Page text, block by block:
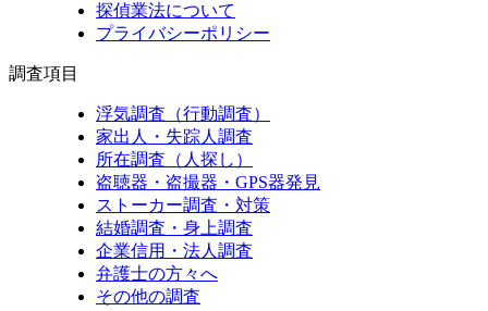
探偵業法について
プライバシーポリシー
調査項目
浮気調査（行動調査）
家出人・失踪人調査
所在調査（人探し）
盗聴器・盗撮器・GPS器発見
ストーカー調査・対策
結婚調査・身上調査
企業信用・法人調査
弁護士の方々へ
その他の調査